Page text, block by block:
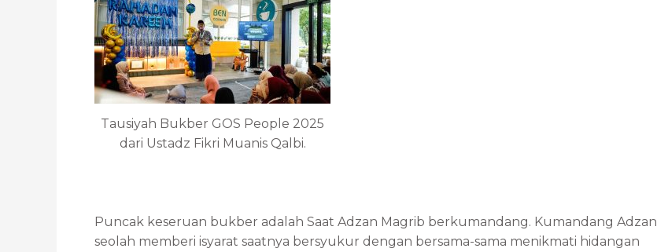
Tausiyah Bukber GOS People 2025
dari Ustadz Fikri Muanis Qalbi.
Puncak keseruan bukber adalah Saat Adzan Magrib berkumandang. Kumandang Adzan
seolah memberi isyarat saatnya bersyukur dengan bersama-sama menikmati hidangan